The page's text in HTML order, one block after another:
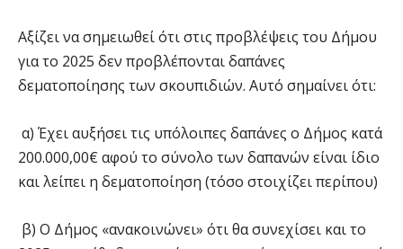
Αξίζει να σημειωθεί ότι στις προβλέψεις του Δήμου
για το 2025 δεν προβλέπονται δαπάνες
δεματοποίησης των σκουπιδιών. Αυτό σημαίνει ότι:
α) Έχει αυξήσει τις υπόλοιπες δαπάνες ο Δήμος κατά
200.000,00€ αφού το σύνολο των δαπανών είναι ίδιο
και λείπει η δεματοποίηση (τόσο στοιχίζει περίπου)
β) Ο Δήμος «ανακοινώνει» ότι θα συνεχίσει και το